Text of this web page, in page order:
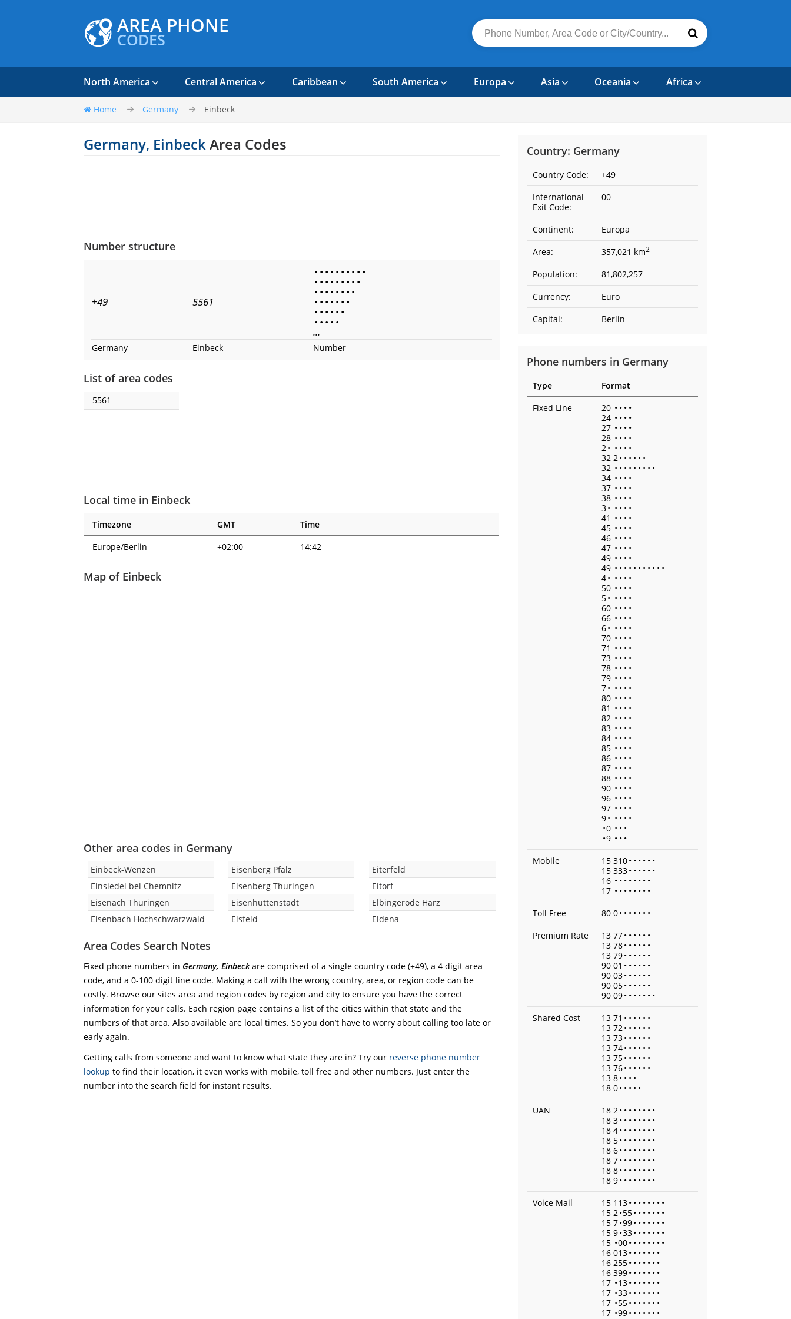
AREA PHONE
CODES
North America Central America Caribbean South America Europa Asia Oceania Africa
Home Germany Einbeck
Germany, EinbeckArea Codes
Number structure
+49 5561
• • • • • • • • • •
• • • • • • • • •
• • • • • • • •
• • • • • • •
• • • • • •
• • • • •
...
Germany Einbeck Number
List of area codes
5561
Local time in Einbeck
Timezone GMT
Time
Europe/Berlin
+02:00 14:42
Map of Einbeck
Other area codes in Germany
Einbeck-Wenzen
Einsiedel bei Chemnitz
Eisenach Thuringen
Eisenbach Hochschwarzwald
Eisenberg Pfalz
Eisenberg Thuringen
Eisenhuttenstadt
Eisfeld
Eiterfeld
Eitorf
Elbingerode Harz
Eldena
Area Codes Search Notes
Fixed phone numbers in Germany, Einbeckare comprised of a single country code (+49), a 4 digit area
code, and a 0-100 digit line code. Making a call with the wrong country, area, or region code can be
costly. Browse our sites area and region codes by region and city to ensure you have the correct
information for your calls. Each region page contains a list of the cities within that state and the
numbers of that area. Also available are local times. So you don’t have to worry about calling too late or
early again.
Getting calls from someone and want to know what state they are in? Try our reverse phone number
lookup to find their location, it even works with mobile, toll free and other numbers. Just enter the
number into the search field for instant results.
Country: Germany
Country Code:
+49
International
Exit Code:
00
Continent:
Europa
Area:
357,021 km2
Population:
81,802,257
Currency:
Euro
Capital:
Berlin
Phone numbers in Germany
Type
Format
Fixed Line
20 • • • •
24 • • • •
27 • • • •
28 • • • •
2• • • • •
32 2• • • • • •
32 • • • • • • • • •
34 • • • •
37 • • • •
38 • • • •
3• • • • •
41 • • • •
45 • • • •
46 • • • •
47 • • • •
49 • • • •
49 • • • • • • • • • • •
4• • • • •
50 • • • •
5• • • • •
60 • • • •
66 • • • •
6• • • • •
70 • • • •
71 • • • •
73 • • • •
78 • • • •
79 • • • •
7• • • • •
80 • • • •
81 • • • •
82 • • • •
83 • • • •
84 • • • •
85 • • • •
86 • • • •
87 • • • •
88 • • • •
90 • • • •
96 • • • •
97 • • • •
9• • • • •
•0 • • •
•9 • • •
Mobile
15 310• • • • • •
15 333• • • • • •
16 • • • • • • • •
17 • • • • • • • •
Toll Free
80 0• • • • • • •
Premium Rate
13 77• • • • • •
13 78• • • • • •
13 79• • • • • •
90 01 • • • • • •
90 03• • • • • •
90 05• • • • • •
90 09• • • • • • •
Shared Cost
13 71 • • • • • •
13 72• • • • • •
13 73• • • • • •
13 74• • • • • •
13 75• • • • • •
13 76• • • • • •
13 8• • • •
18 0• • • • •
UAN
18 2• • • • • • • •
18 3• • • • • • • •
18 4• • • • • • • •
18 5• • • • • • • •
18 6• • • • • • • •
18 7• • • • • • • •
18 8• • • • • • • •
18 9• • • • • • • •
Voice Mail
15 113• • • • • • • •
15 2•55• • • • • • •
15 7•99• • • • • • •
15 9•33• • • • • • •
15 •00• • • • • • • •
16 013• • • • • • •
16 255• • • • • • •
16 399• • • • • • •
17 •13• • • • • • •
17 •33• • • • • • •
17 •55• • • • • • •
17 •99• • • • • • •